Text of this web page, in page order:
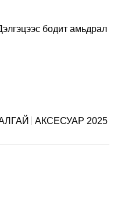
бодит амьдрал
АКСЕСУАР 2025